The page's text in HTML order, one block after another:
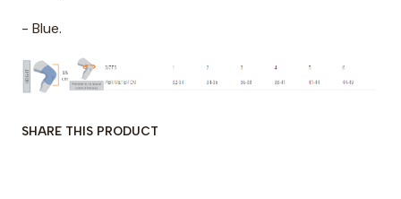
- Blue.
SHARE THIS PRODUCT